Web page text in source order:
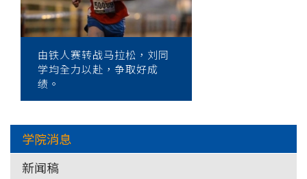
香
港
会
大
学
由铁人赛转战马拉松，刘同
学均全力以赴，争取好成
绩。
学院消息
新闻稿